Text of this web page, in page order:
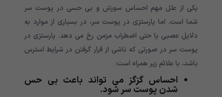
یکی از علل مهم احساس سوزش و بی حسی در پوست سر
شما است. اما پارستزی در پوست سر، در بسیاری از موارد به
دلایل عصبی یا حتی اضطراب مزمن رخ می دهد. پارستزی در
پوست سر در صورتی که ناشی از قرار گرفتن در شرایط استرس
باشد، با علائم زیر همراه است:
احساس گزگز می تواند باعث بی حس
شدن پوست سر شود.